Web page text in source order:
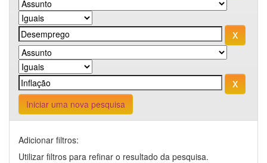
Iniciar uma nova pesquisa
Adicionar filtros:
Utilizar filtros para refinar o resultado da pesquisa.